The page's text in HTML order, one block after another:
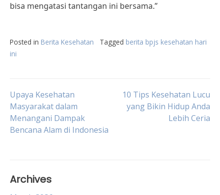
bisa mengatasi tantangan ini bersama.”
Posted in Berita Kesehatan Tagged berita bpjs kesehatan hari
ini
Post
navigation
Upaya Kesehatan
Masyarakat dalam
Menangani Dampak
Bencana Alam di Indonesia
10 Tips Kesehatan Lucu
yang Bikin Hidup Anda
Lebih Ceria
Archives